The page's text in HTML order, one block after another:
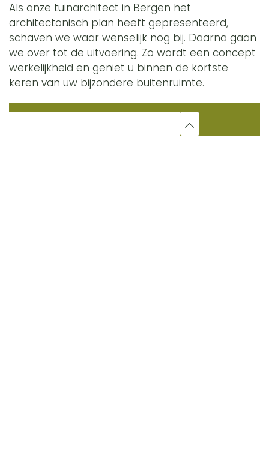
Als onze tuinarchitect in Bergen het
architectonisch plan heeft gepresenteerd,
schaven we waar wenselijk nog bij. Daarna gaan
we over tot de uitvoering. Zo wordt een concept
werkelijkheid en geniet u binnen de kortste
keren van uw bijzondere buitenruimte.